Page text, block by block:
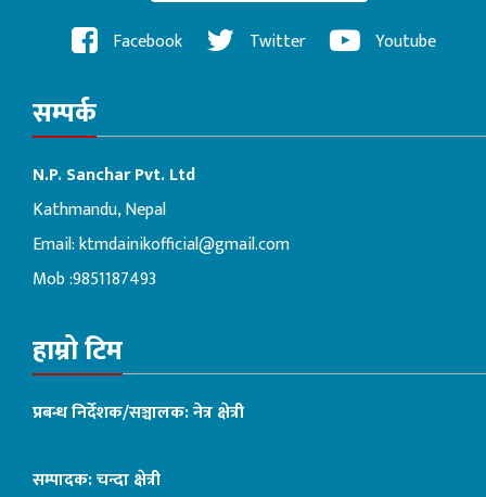
Facebook Twitter Youtube
सम्पर्क
N.P. Sanchar Pvt. Ltd
Kathmandu, Nepal
Email:ktmdainikofficial@gmail.com
Mob :9851187493
हाम्रो टिम
प्रबन्ध निर्देशक/सञ्चालक: नेत्र क्षेत्री
सम्पादक: चन्दा क्षेत्री